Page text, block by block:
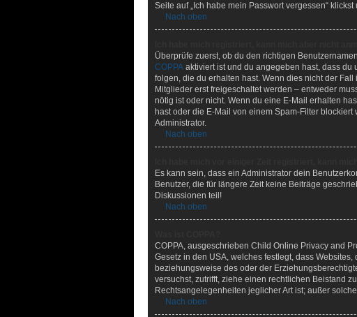
Seite auf „Ich habe mein Passwort vergessen“
Nach oben
Überprüfe zuerst, ob du den richtigen
COPPA aktiviert ist und du angegeben hast, dass
folgen, die du erhalten hast. Wenn dies nicht der
Mitglieder erst freigeschaltet werden – entweder
nötig ist oder nicht. Wenn du eine E-Mail erhalten
hast oder die E-Mail von einem Spam-Filter
Administrator.
Nach oben
Es kann sein, dass ein Administrator dein
Benutzer, die für längere Zeit keine Beiträge
Diskussionen teil!
Nach oben
COPPA, ausgeschrieben Child Online Privacy and
Gesetz in den USA, welches festlegt, dass
beziehungsweise des oder der
versuchst, zutrifft, ziehe einen rechtlichen Beistand
Rechtsangelegenheiten jeglicher Art ist; außer
Nach oben